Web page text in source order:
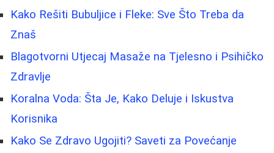
Kako Rešiti Bubuljice i Fleke: Sve Što Treba da
Znaš
Blagotvorni Utjecaj Masaže na Tjelesno i Psihičko
Zdravlje
Koralna Voda: Šta Je, Kako Deluje i Iskustva
Korisnika
Kako Se Zdravo Ugojiti? Saveti za Povećanje